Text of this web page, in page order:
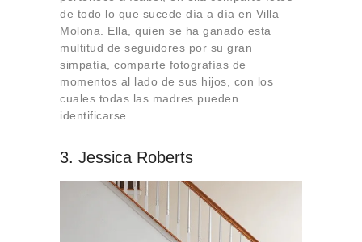
de todo lo que sucede día a día en Villa
Molona. Ella, quien se ha ganado esta
multitud de seguidores por su gran
simpatía, comparte fotografías de
momentos al lado de sus hijos, con los
cuales todas las madres pueden
identificarse.
3. Jessica Roberts